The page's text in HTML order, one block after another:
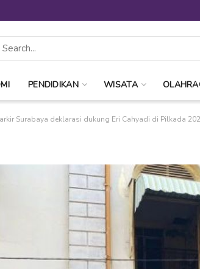
PENDIDIKAN WISATA
Surabaya deklarasi dukung Eri Cahyadi di Pilkada